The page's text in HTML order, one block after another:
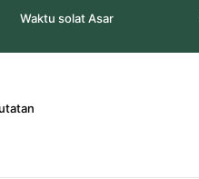
Waktu solat Asar